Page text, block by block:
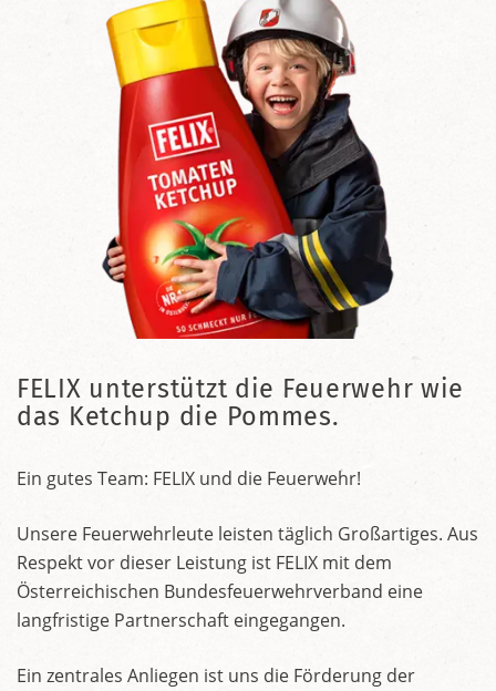
FELIX unterstützt die Feuerwehr wie
das Ketchup die Pommes.
Ein gutes Team: FELIX und die Feuerwehr!
Unsere Feuerwehrleute leisten täglich Großartiges. Aus
Respekt vor dieser Leistung ist FELIX mit dem
Österreichischen Bundesfeuerwehrverband eine
langfristige Partnerschaft eingegangen.
Ein zentrales Anliegen ist uns die Förderung der